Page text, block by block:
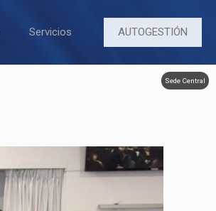
Servicios AUTOGESTIÓN
Sede Central